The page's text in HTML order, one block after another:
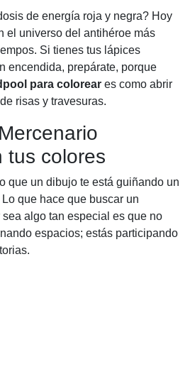
de energía roja y negra? Hoy
el universo del antihéroe más
Si tienes tus lápices
encendida, prepárate, porque
para colorear es como abrir
risas y travesuras.
tus colores
que un dibujo te está guiñando un
que hace que buscar un
algo tan especial es que no
espacios; estás participando